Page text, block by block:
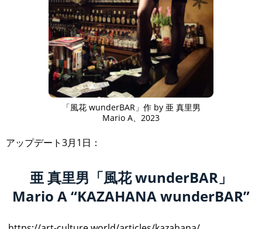
「風花 wunderBAR」作 by 亜 真里男
Mario A、2023
アップデート3月1日：
亜 真里男「風花 wunderBAR」
Mario A “KAZAHANA wunderBAR”